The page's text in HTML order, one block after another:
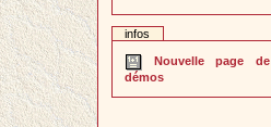
infos
Nouvelle page de
démos